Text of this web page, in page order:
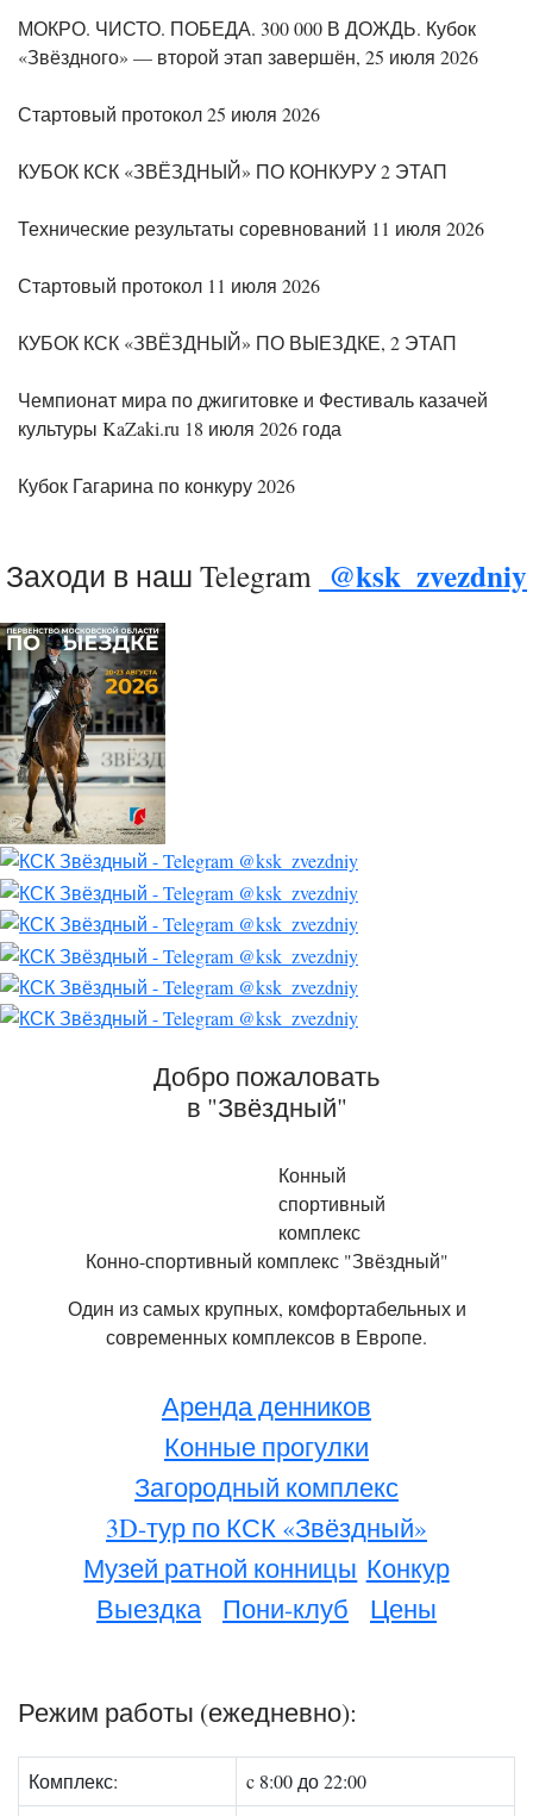
МОКРО. ЧИСТО. ПОБЕДА. 300 000 В ДОЖДЬ. Кубок
«Звёздного» — второй этап завершён, 25 июля 2026
Стартовый протокол 25 июля 2026
КУБОК КСК «ЗВЁЗДНЫЙ» ПО КОНКУРУ 2 ЭТАП
Технические результаты соревнований 11 июля 2026
Стартовый протокол 11 июля 2026
КУБОК КСК «ЗВЁЗДНЫЙ» ПО ВЫЕЗДКЕ, 2 ЭТАП
Чемпионат мира по джигитовке и Фестиваль казачей
культуры KaZaki.ru 18 июля 2026 года
Кубок Гагарина по конкуру 2026
Заходи в наш Telegram @ksk_zvezdniy
Добро пожаловать
в "Звёздный"
Конный
спортивный
комплекс
Конно-спортивный комплекс "Звёздный"
Один из самых крупных, комфортабельных и
современных комплексов в Европе.
Аренда денников
Конные прогулки
Загородный комплекс
3D-тур по КСК «Звёздный»
Музей ратной конницы Конкур
Выездка
Пони-клуб Цены
Режим работы (ежедневно):
Комплекс:
c 8:00 до 22:00